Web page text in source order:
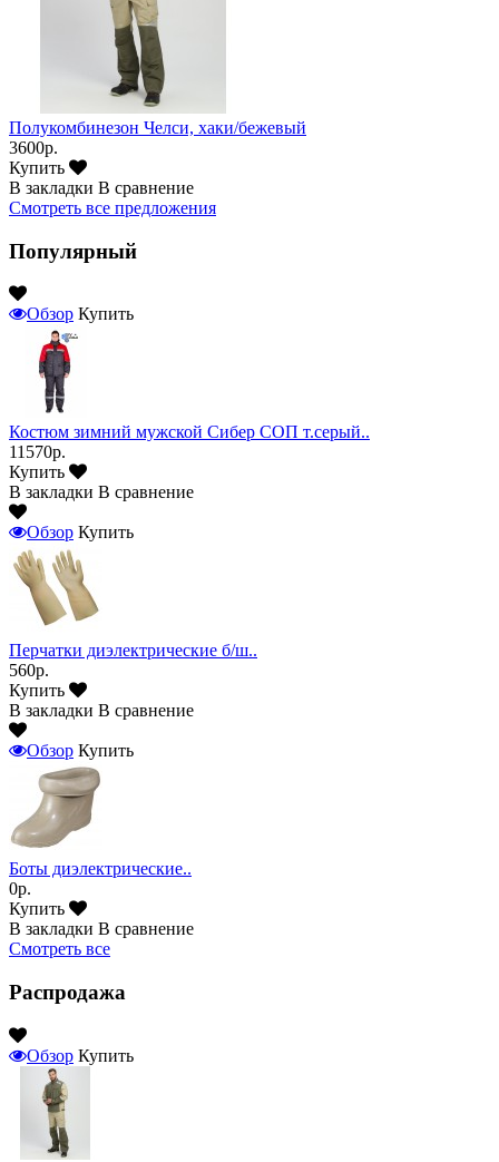
Полукомбинезон Челси, хаки/бежевый
3600р.
Купить
В закладки В сравнение
Смотреть все предложения
Популярный
Обзор Купить
Костюм зимний мужской Сибер СОП т.серый..
11570р.
Купить
В закладки В сравнение
Обзор Купить
Перчатки диэлектрические б/ш..
560р.
Купить
В закладки В сравнение
Обзор Купить
Боты диэлектрические..
0р.
Купить
В закладки В сравнение
Смотреть все
Распродажа
Обзор Купить